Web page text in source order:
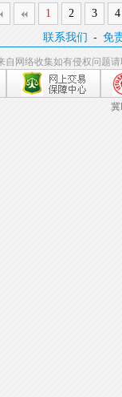
1 2 3 4
联系我们 -免
自网络收集如有侵权问题